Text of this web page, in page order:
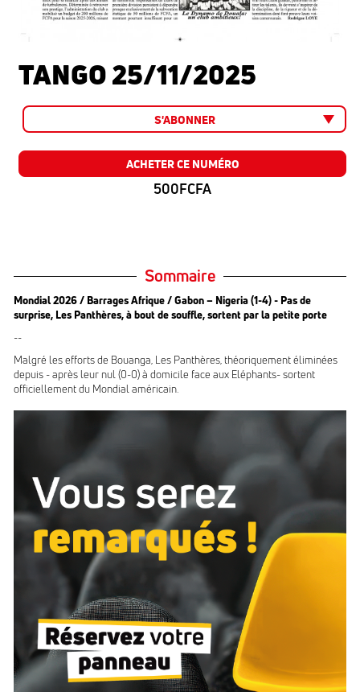
TANGO 25/11/2025
S'ABONNER
ACHETER CE NUMÉRO
500FCFA
Sommaire
Mondial 2026 / Barrages Afrique / Gabon – Nigeria (1-4) - Pas de
surprise, Les Panthères, à bout de souffle, sortent par la petite porte
--
Malgré les efforts de Bouanga, Les Panthères, théoriquement éliminées
depuis - après leur nul (0-0) à domicile face aux Eléphants- sortent
officiellement du Mondial américain.